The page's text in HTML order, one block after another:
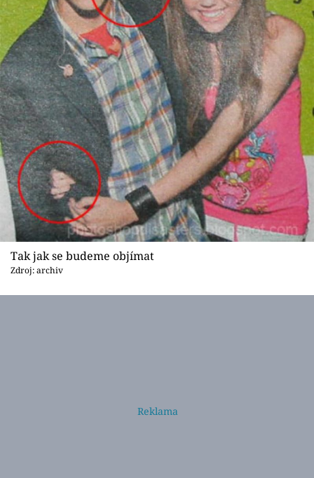
Tak jak se budeme objímat
Zdroj: archiv